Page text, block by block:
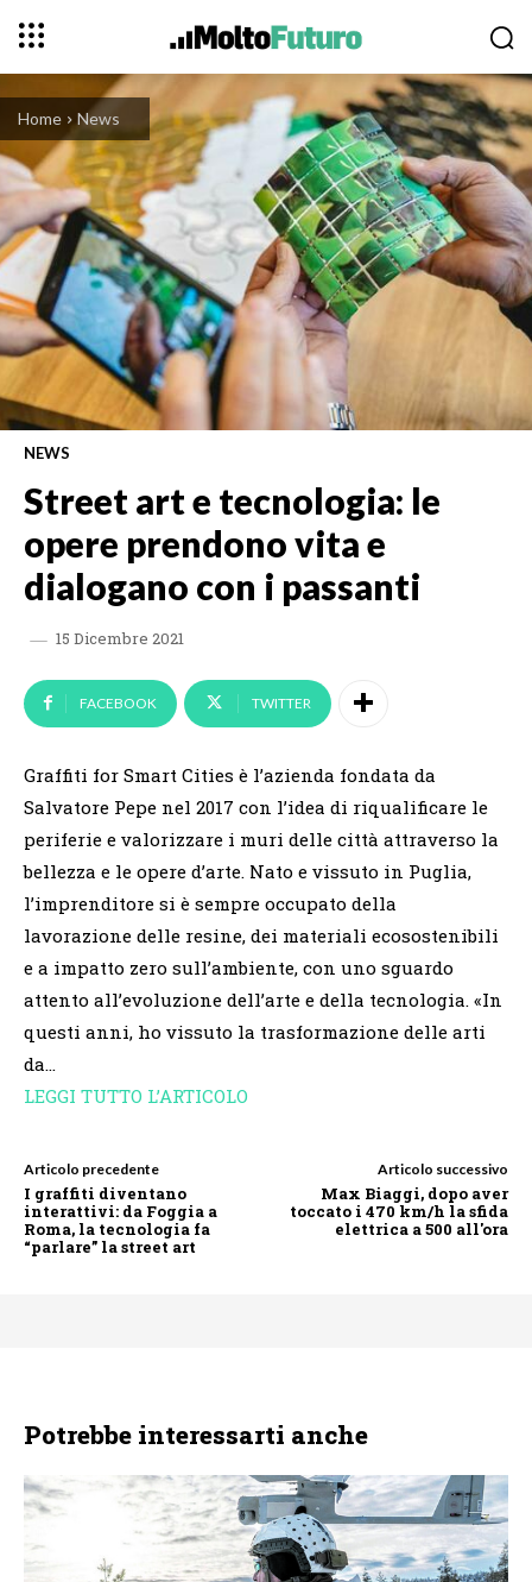
Home News
NEWS
Street art e tecnologia: le
opere prendono vita e
dialogano con i passanti
15 Dicembre 2021
FACEBOOK TWITTER
Graffiti for Smart Cities è l’azienda fondata da
Salvatore Pepe nel 2017 con l’idea di riqualificare le
periferie e valorizzare i muri delle città attraverso la
bellezza e le opere d’arte. Nato e vissuto in Puglia,
l’imprenditore si è sempre occupato della
lavorazione delle resine, dei materiali ecosostenibili
e a impatto zero sull’ambiente, con uno sguardo
attento all’evoluzione dell’arte e della tecnologia. «In
questi anni, ho vissuto la trasformazione delle arti
da…
LEGGI TUTTO L’ARTICOLO
Articolo precedente
I graffiti diventano
interattivi: da Foggia a
Roma, la tecnologia fa
“parlare” la street art
Articolo successivo
Max Biaggi, dopo aver
toccato i 470 km/h la sfida
elettrica a 500 all'ora
Potrebbe interessarti anche